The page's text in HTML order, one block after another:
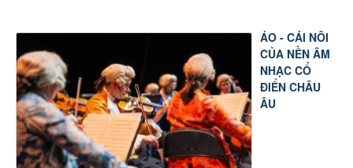
ÁO - CÁI NÔI
CỦA NỀN ÂM
NHẠC CỔ
ĐIỂN CHÂU
ÂU